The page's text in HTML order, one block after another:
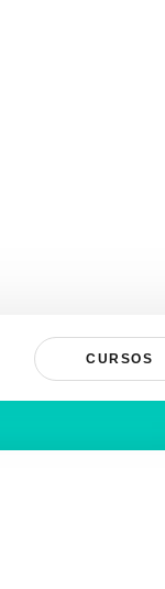
CURSOS